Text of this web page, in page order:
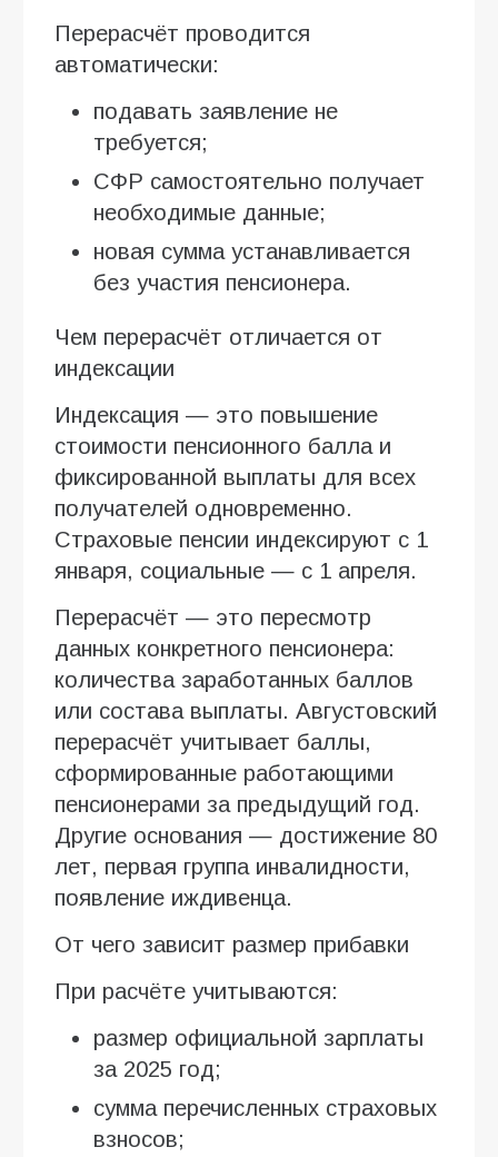
Перерасчёт проводится
автоматически:
подавать заявление не
требуется;
СФР самостоятельно получает
необходимые данные;
новая сумма устанавливается
без участия пенсионера.
Чем перерасчёт отличается от
индексации
Индексация — это повышение
стоимости пенсионного балла и
фиксированной выплаты для всех
получателей одновременно.
Страховые пенсии индексируют с 1
января, социальные — с 1 апреля.
Перерасчёт — это пересмотр
данных конкретного пенсионера:
количества заработанных баллов
или состава выплаты. Августовский
перерасчёт учитывает баллы,
сформированные работающими
пенсионерами за предыдущий год.
Другие основания — достижение 80
лет, первая группа инвалидности,
появление иждивенца.
От чего зависит размер прибавки
При расчёте учитываются:
размер официальной зарплаты
за 2025 год;
сумма перечисленных страховых
взносов;